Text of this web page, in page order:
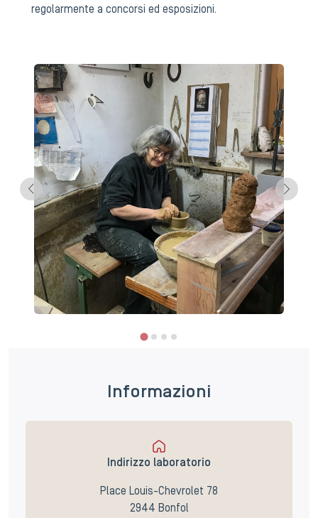
regolarmente a concorsi ed esposizioni.
Informazioni
Indirizzo laboratorio
Place Louis-Chevrolet 78
2944 Bonfol